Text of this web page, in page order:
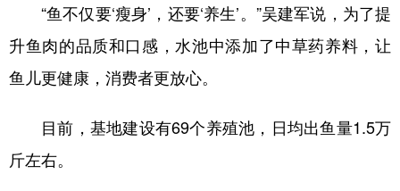
“鱼不仅要‘瘦身’，还要‘养生’。”吴建军说，为了提
升鱼肉的品质和口感，水池中添加了中草药养料，让
鱼儿更健康，消费者更放心。
目前，基地建设有69个养殖池，日均出鱼量1.5万
斤左右。